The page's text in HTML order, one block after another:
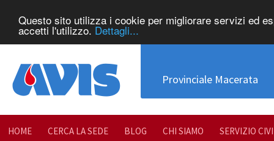
Questo sito utilizza i cookie per migliorare servizi ed
accetti l'utilizzo. Dettagli...
Provinciale Macerata
HOME CERCA LA SEDE BLOG CHI SIAMO SERVIZIO